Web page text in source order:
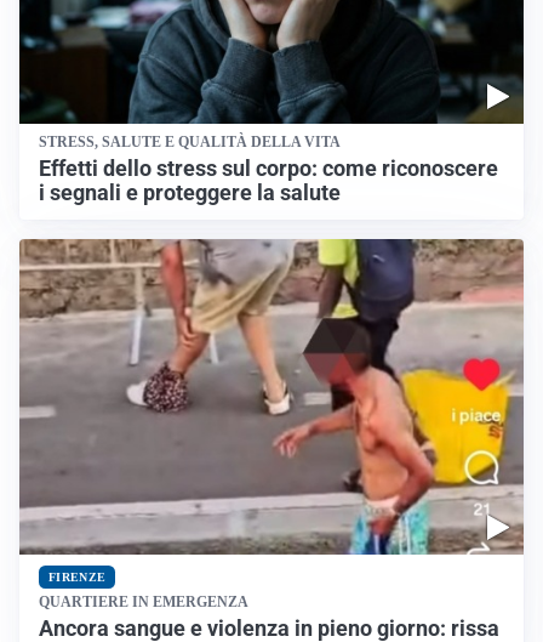
STRESS, SALUTE E QUALITÀ DELLA VITA
Effetti dello stress sul corpo: come riconoscere
i segnali e proteggere la salute
FIRENZE
QUARTIERE IN EMERGENZA
Ancora sangue e violenza in pieno giorno: rissa